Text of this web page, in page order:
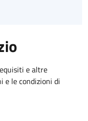
e altre
e le condizioni di